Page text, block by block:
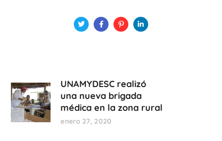
UNAMYDESC realizó
una nueva brigada
médica en la zona rural
enero 27, 2020